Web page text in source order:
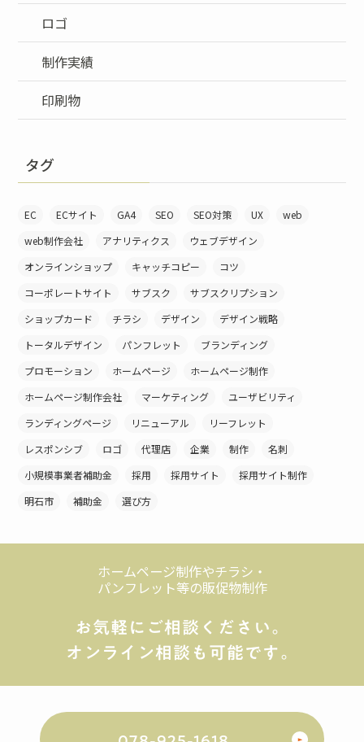
ロゴ
制作実績
印刷物
タグ
EC ECサイト GA4 SEO SEO対策 UX
web
web制作会社
アナリティクス
ウェブデザイン
オンラインショップ
キャッチコピー
コツ
コーポレートサイト
サブスク
サブスクリプション
ショップカード
チラシ デザイン
デザイン戦略
トータルデザイン
パンフレット
ブランディング
プロモーション
ホームページ
ホームページ制作
ホームページ制作会社
マーケティング
ユーザビリティ
ランディングページ
リニューアル
リーフレット
レスポンシブ
ロゴ 代理店 企業 制作
名刺
小規模事業者補助金
採用 採用サイト
採用サイト制作
明石市
補助金 選び方
ホームページ制作やチラシ・
パンフレット等の販促物制作
お気軽にご相談ください。
オンライン相談も可能です。